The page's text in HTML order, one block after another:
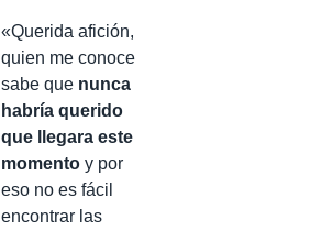
«Querida afición,
quien me conoce
sabe que nunca
habría querido
que llegara este
momento y por
eso no es fácil
encontrar las